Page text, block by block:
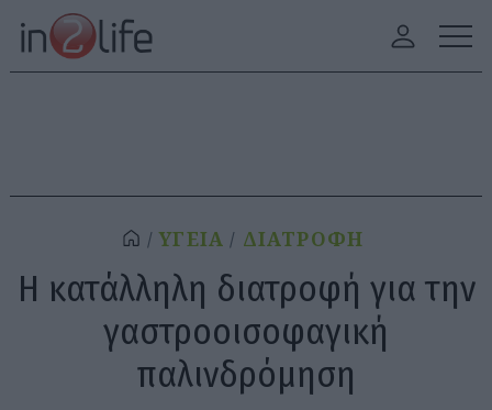
ΥΓΕΙΑ ΔΙΑΤΡΟΦΗ
Η κατάλληλη διατροφή για την
γαστροοισοφαγική
παλινδρόμηση